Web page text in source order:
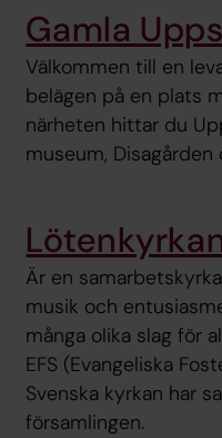
Gamla
Välkommen till en
belägen på en plats
närheten hittar du
museum, Disagården
Är en
musik och
många olika slag för
EFS (Evangeliska
Svenska kyrkan har
församlingen.